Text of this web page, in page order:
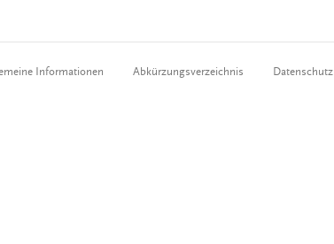
Informationen Abkürzungsverzeichnis Datenschutz